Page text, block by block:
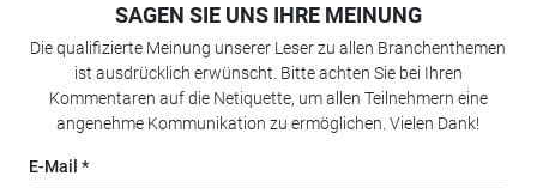
SAGEN SIE UNS IHRE MEINUNG
Die qualifizierte Meinung unserer Leser zu allen Branchenthemen
ist ausdrücklich erwünscht. Bitte achten Sie bei Ihren
Kommentaren auf die Netiquette, um allen Teilnehmern eine
angenehme Kommunikation zu ermöglichen. Vielen Dank!
E-Mail